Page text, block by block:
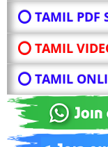
⭕ TAMIL PDF
⭕ TAMIL
⭕ TAMIL